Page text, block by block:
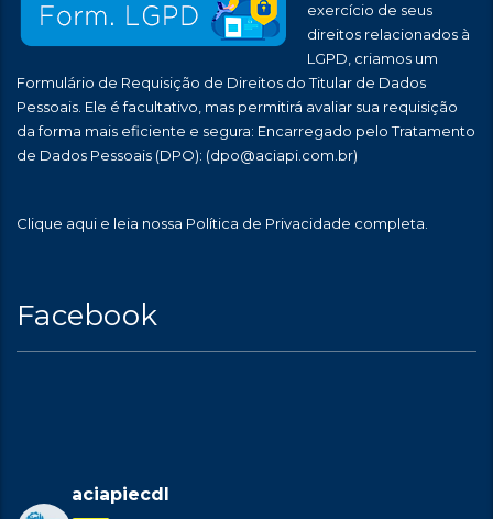
exercício de seus
direitos relacionados à
LGPD, criamos um
Formulário de Requisição de Direitos do Titular de Dados
Pessoais. Ele é facultativo, mas permitirá avaliar sua requisição
da forma mais eficiente e segura: Encarregado pelo Tratamento
de Dados Pessoais (DPO): (dpo@aciapi.com.br)
Clique aqui e leia nossa Política de Privacidade completa.
Facebook
aciapiecdl